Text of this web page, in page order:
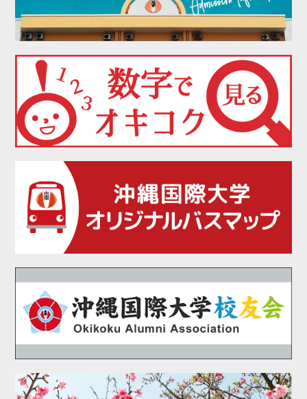
2021年09月
2021年07月
2021年06月
2021年05月
2021年04月
2021年02月
2021年01月
2020年12月
2020年11月
2020年09月
2020年08月
2020年07月
2020年06月
2020年05月
2020年04月